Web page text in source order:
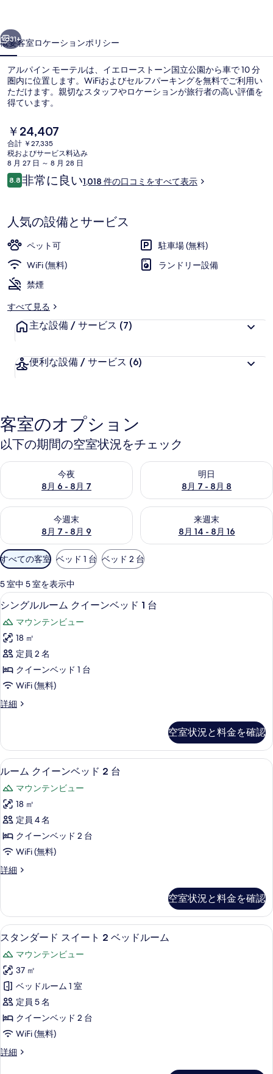
テ
ル
の
写
ギ
ャ
ラ
ー
31+
概要客室ロケーションポリシー
アルパイン モーテルは、イエローストーン国立公園から車で 10 分
圏内に位置します。WiFiおよびセルフパーキングを無料でご利用い
ただけます。親切なスタッフやロケーションが旅行者の高い評価を
得ています。
現
在
の
料
金
は
す
￥24,407
合計 ￥27,335
税およびサービス料込み
8 月 27 日 ～ 8 月 28 日
口
コ
8.810段階中8.8
非常に良い1,018 件の口コミをすべて表示
人気の設備とサービス
ペット可
駐車場 (無料)
WiFi (無料)
ランドリー設備
禁煙
すべて見る
主な設備 / サービス (7)
便利な設備 / サービス (6)
客室のオプション
以下の期間の空室状況をチェック
今夜
8月 6 - 8月 7
今夜 8月 6 - 8月 7 の空室状況をチェック
明日
8月 7 - 8月 8
明日 8月 7 - 8月 8 の空室状況
今週末
8月 7 - 8月 9
今週末 8月 7 - 8月 9 の空室状況をチェック
来週末
8月 14 - 8月 16
来週末 8月 14 - 8月 16 の空室
利
用
可
能
な
客
室
の
り
込
み
すべての客室 ベッド 1 台 ベッド 2 台
5 室中 5 室を表示中
シ
ン
グ
ル
ル
ー
ク
ー
ン
ベ
ッ
ド
1
台
の
す
の
写
を
表
示
す
る
羽毛の掛け布団、WiFi (無料)、ベッド
7
シングルルーム クイーンベッド 1 台
マウンテンビュー
18 ㎡
定員 2 名
クイーンベッド 1 台
WiFi (無料)
詳細
シ
ル
ー
ム
イ
ー
ン
ベ
ッ
ド
台
空室状況と料金を確認
ル
ー
ム
ク
イ
ー
ベ
ド
2
台
の
す
べ
て
の
写
真
ルーム クイーンベッド 2 台 | 羽毛の
8
ルーム クイーンベッド 2 台
マウンテンビュー
18 ㎡
定員 4 名
クイーンベッド 2 台
WiFi (無料)
詳細
ル
イ
ー
ン
ッ
ド
2
台
の
詳
細
空室状況と料金を確認
ス
タ
ン
ダ
ー
ド
ス
ー
スタンダード スイート 2 ベッドルー
10
スタンダード スイート 2 ベッドルーム
マウンテンビュー
37 ㎡
ベッドルーム 1 室
定員 5 名
クイーンベッド 2 台
WiFi (無料)
詳細
ス